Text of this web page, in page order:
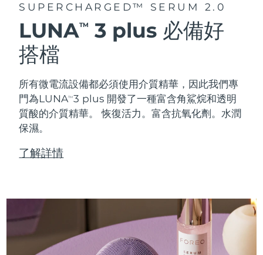
SUPERCHARGED™ SERUM 2.0
LUNATM
3 plus 必備好
搭檔
所有微電流設備都必須使用介質精華，因此我們專
門為LUNATM3 plus 開發了一種富含角鯊烷和透明
質酸的介質精華。
恢復活力。富含抗氧化劑。水潤
保濕。
了解詳情
LUNA™護膚
Premium cleansers & balm
LUNA™ 設備
All facial cleansing devices
面膜
UFO™ 設備
All deep facial hydration devices
issa™ Teeth Whitening Set
ISSA™ 設備
All silicone sonic toothbrushes
FAQ™ 103
Luxurious clinical anti-aging set
FAQ™ P1 Primer
Manuka honey primer
FAQ™產品
All anti-aging treatments
FAQ™ 211
Anti-aging neck & décolleté LED mask
FAQ™ 221
Anti-aging LED hand mask
FAQ™產品
FAQ™ Scalp Serum
FAQ™護膚品
All FAQ™ skincare
FAQ™ 502
FAQ™ Red Light Serum
All toning treatments
保健品
專業治療
脫毛
IPL hair removal
Massaging body brush
痘肌護理
ESPADA™ 2 plus
Recurring acne LED therapy
眼部護理
BEAR™ 2 eyes & lips
Microcurrent line smoothing device
捷克 預計送達日期 8/8/26
丹麥 預計送達日期8/8/26
芬蘭 預計送達日期8/8/26
法國
法屬玻里尼西亞
預計送達日期 8/12/26
希臘 預計送達日期 8/8/26